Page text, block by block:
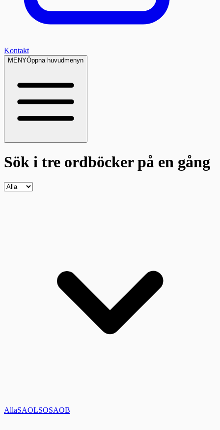
Kontakt
MENYÖppna huvudmenyn
Sök i tre ordböckerpå en gång
AllaSAOLSOSAOB